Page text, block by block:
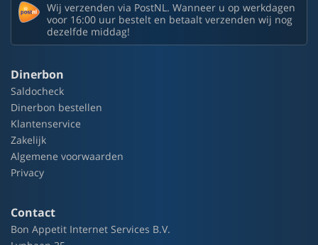
Wij verzenden via PostNL. Wanneer u op werkdagen
voor 16:00 uur bestelt en betaalt verzenden wij nog
dezelfde middag!
Dinerbon
Saldocheck
Dinerbon bestellen
Klantenservice
Zakelijk
Algemene voorwaarden
Privacy
Contact
Bon Appetit Internet Services B.V.